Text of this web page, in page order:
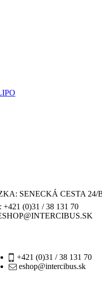
SENECKÁ CESTA 24/
(0)31 / 38 131 70
+421 (0)31 / 38 131 70
eshop@intercibus.sk